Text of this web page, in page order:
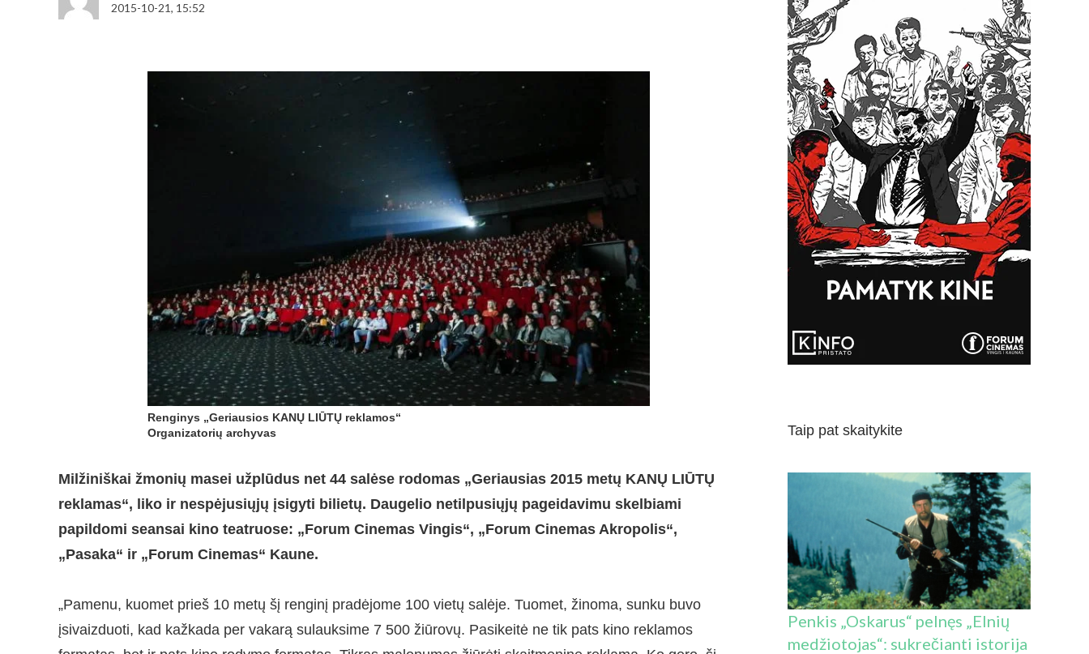
2015-10-21, 15:52
Renginys „Geriausios KANŲ LIŪTŲ reklamos“
Organizatorių archyvas
Milžiniškai žmonių masei užplūdus net 44 salėse rodomas „Geriausias 2015 metų KANŲ LIŪTŲ
reklamas“, liko ir nespėjusiųjų įsigyti bilietų. Daugelio netilpusiųjų pageidavimu skelbiami
papildomi seansai kino teatruose: „Forum Cinemas Vingis“, „Forum Cinemas Akropolis“,
„Pasaka“ ir „Forum Cinemas“ Kaune.
„Pamenu, kuomet prieš 10 metų šį renginį pradėjome 100 vietų salėje. Tuomet, žinoma, sunku buvo
įsivaizduoti, kad kažkada per vakarą sulauksime 7 500 žiūrovų. Pasikeitė ne tik pats kino reklamos
Taip pat skaitykite
Penkis „Oskarus“ pelnęs „Elnių
medžiotojas“: sukrečianti istorija